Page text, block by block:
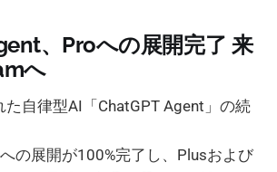
、Proへの展開完了 来
へ
た自律型AI「ChatGPT Agent」の続
の展開が100%完了し、Plusおよび